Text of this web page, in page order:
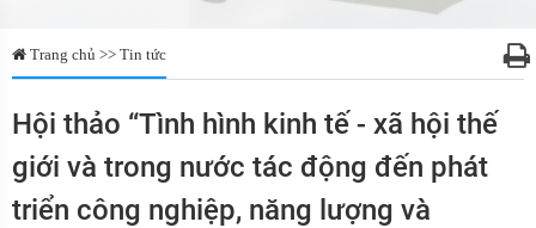
Trang chủ >> Tin tức
Hội thảo “Tình hình kinh tế - xã hội thế
giới và trong nước tác động đến phát
triển công nghiệp, năng lượng và